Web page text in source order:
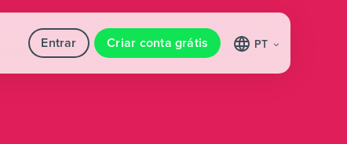
Entrar Criar conta grátis PT